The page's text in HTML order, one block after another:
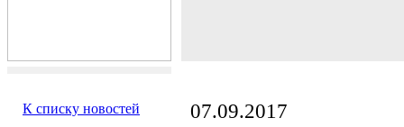
К списку новостей
07.09.2017